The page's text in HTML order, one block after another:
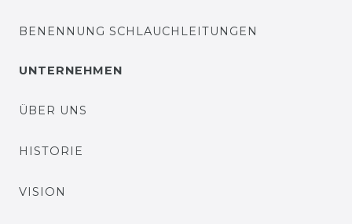
BENENNUNG SCHLAUCHLEITUNGEN
UNTERNEHMEN
ÜBER UNS
HISTORIE
VISION